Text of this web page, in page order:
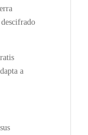
a